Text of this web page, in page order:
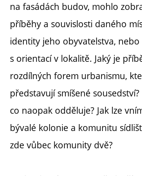
na fasádách budov, mohlo
příběhy a souvislosti daného
identity jeho obyvatelstva,
s orientací v lokalitě. Jaký je
rozdílných forem urbanismu,
představují smíšené
co naopak odděluje? Jak lze
bývalé kolonie a komunitu
zde vůbec komunity dvě?